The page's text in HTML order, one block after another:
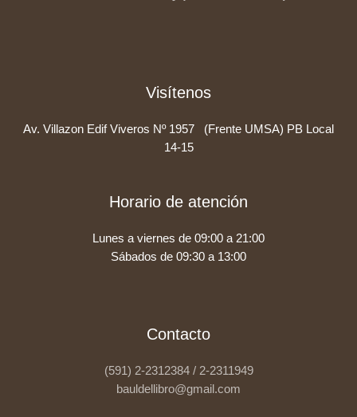
Visítenos
Av. Villazon Edif Viveros Nº 1957 (Frente UMSA) PB Local
14-15
Horario de atención
Lunes a viernes de 09:00 a 21:00
Sábados de 09:30 a 13:00
Contacto
(591) 2-2312384 / 2-2311949
bauldellibro@gmail.com